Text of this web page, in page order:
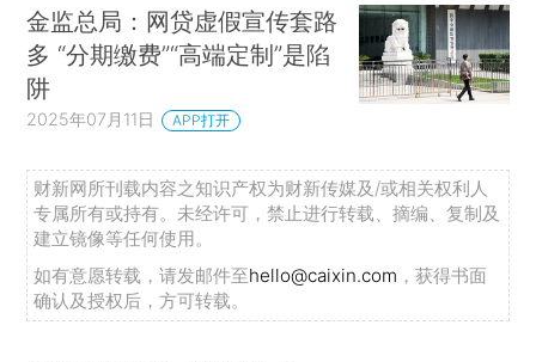
金监总局：网贷虚假宣传套路
多 “分期缴费”“高端定制”是陷
阱
2025年07月11日 APP打开
财新网所刊载内容之知识产权为财新传媒及/或相关权利人
专属所有或持有。未经许可，禁止进行转载、摘编、复制及
建立镜像等任何使用。
如有意愿转载，请发邮件至hello@caixin.com ，获得书面
确认及授权后，方可转载。